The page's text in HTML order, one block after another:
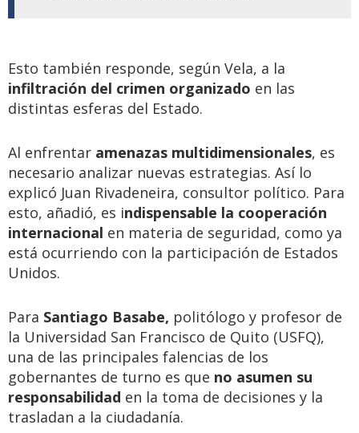
Esto también responde, según Vela, a la
infiltración del crimen organizado en las
distintas esferas del Estado.
Al enfrentar amenazas multidimensionales, es
necesario analizar nuevas estrategias. Así lo
explicó Juan Rivadeneira, consultor político. Para
esto, añadió, es indispensable la cooperación
internacional en materia de seguridad, como ya
está ocurriendo con la participación de Estados
Unidos.
Para Santiago Basabe, politólogo y profesor de
la Universidad San Francisco de Quito (USFQ),
una de las principales falencias de los
gobernantes de turno es que no asumen su
responsabilidad en la toma de decisiones y la
trasladan a la ciudadanía.